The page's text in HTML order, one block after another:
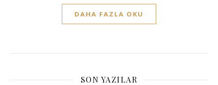
DAHA FAZLA OKU
SON YAZILAR